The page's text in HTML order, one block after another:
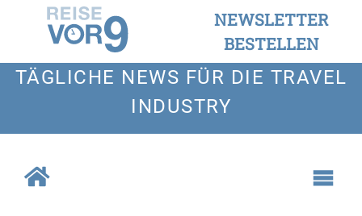
NEWSLETTER
BESTELLEN
TÄGLICHE NEWS FÜR DIE TRAVEL
INDUSTRY